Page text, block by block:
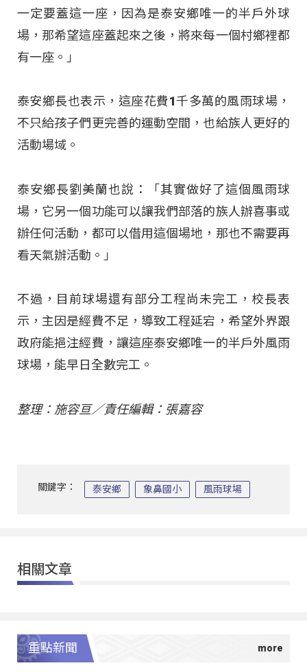
一定要蓋這一座，因為是泰安鄉唯一的半戶外球
場，那希望這座蓋起來之後，將來每一個村鄉裡都
有一座。」
泰安鄉長也表示，這座花費1千多萬的風雨球場，
不只給孩子們更完善的運動空間，也給族人更好的
活動場域。
泰安鄉長劉美蘭也說：「其實做好了這個風雨球
場，它另一個功能可以讓我們部落的族人辦喜事或
辦任何活動，都可以借用這個場地，那也不需要再
看天氣辦活動。」
不過，目前球場還有部分工程尚未完工，校長表
示，主因是經費不足，導致工程延宕，希望外界跟
政府能挹注經費，讓這座泰安鄉唯一的半戶外風雨
球場，能早日全數完工。
整理：施容亘／責任編輯：張嘉容
關鍵字： 泰安鄉 象鼻國小 風雨球場
相關文章
重點新聞